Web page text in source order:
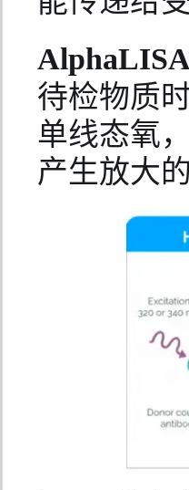
待检物质
单线态氧
产生放大